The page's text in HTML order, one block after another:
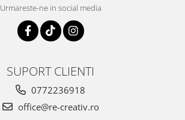
Urmareste-ne in social media
SUPORT CLIENTI
0772236918
office@re-creativ.ro